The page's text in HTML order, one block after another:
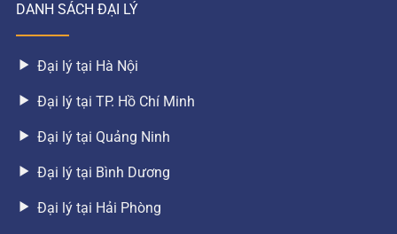
DANH SÁCH ĐẠI LÝ
Đại lý tại Hà Nội
Đại lý tại TP. Hồ Chí Minh
Đại lý tại Quảng Ninh
Đại lý tại Bình Dương
Đại lý tại Hải Phòng